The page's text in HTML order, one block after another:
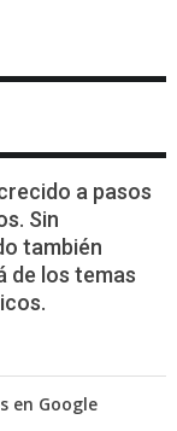
a pasos
Sin
también
de los temas
en Google